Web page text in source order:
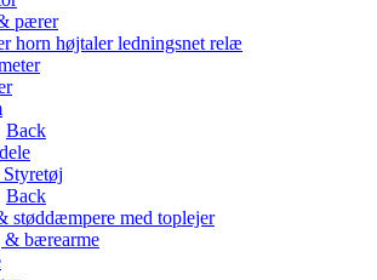
pærer
horn højtaler ledningsnet relæ
Back
Back
støddæmpere med toplejer
& bærearme